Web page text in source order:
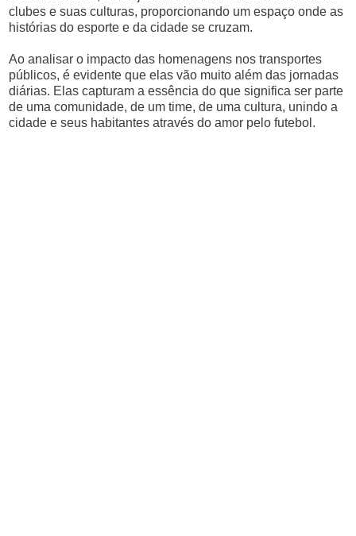
clubes e suas culturas, proporcionando um espaço onde as
histórias do esporte e da cidade se cruzam.
Ao analisar o impacto das homenagens nos transportes
públicos, é evidente que elas vão muito além das jornadas
diárias. Elas capturam a essência do que significa ser parte
de uma comunidade, de um time, de uma cultura, unindo a
cidade e seus habitantes através do amor pelo futebol.